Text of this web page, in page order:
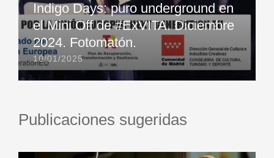
Indigo Days: puro underground en
el Mini Off de #ExVITA. Diciembre
2024. Fotomatón.
10/01/2025
Publicaciones sugeridas